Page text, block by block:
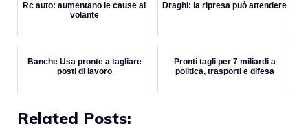
Rc auto: aumentano le cause al
volante
Draghi: la ripresa può attendere
Banche Usa pronte a tagliare
posti di lavoro
Pronti tagli per 7 miliardi a
politica, trasporti e difesa
Related Posts: